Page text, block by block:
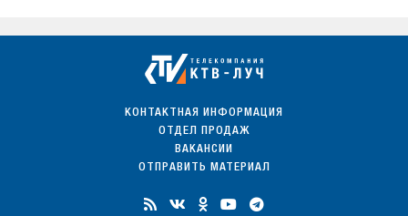
КОНТАКТНАЯ ИНФОРМАЦИЯ
ОТДЕЛ ПРОДАЖ
ВАКАНСИИ
ОТПРАВИТЬ МАТЕРИАЛ